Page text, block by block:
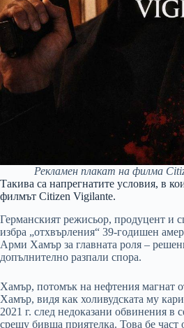
Рекламен плакат на филма
Такива са напрегнатите условия, в
филмът Citizen Vigilante.
Германският режисьор, продуцент и
избра „отхвърления“ 39-годишен
Арми Хамър за главната роля –
допълнително разпали спора.
Хамър, потомък на нефтения магнат
Хамър, видя как холивудската му
2021 г. след недоказани обвинения в
срещу бивша приятелка. Това бе част